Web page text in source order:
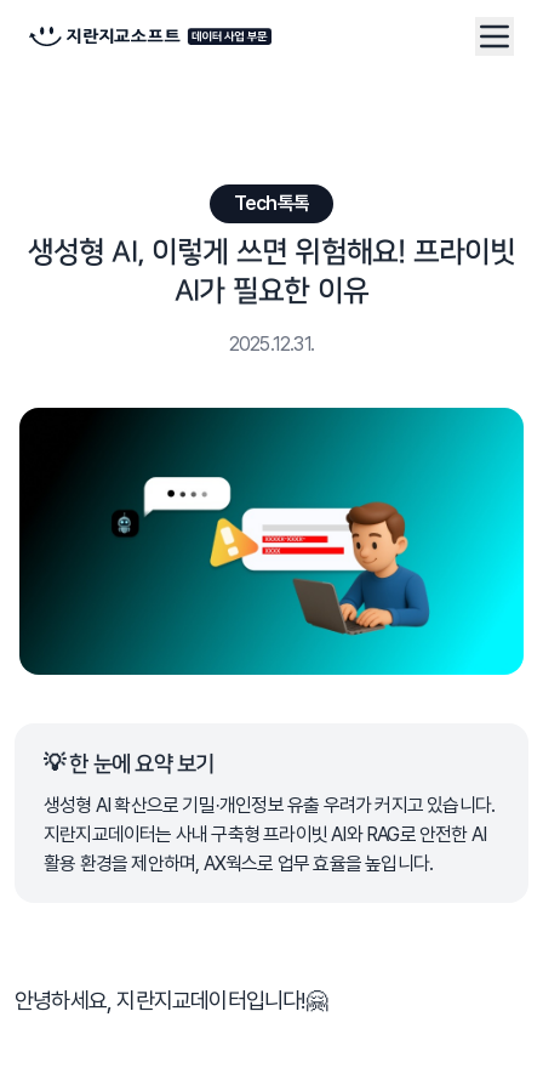
Tech톡톡
생성형 AI, 이렇게 쓰면 위험해요! 프라이빗
AI가 필요한 이유
2025.12.31.
💡 한 눈에 요약 보기
생성형 AI 확산으로 기밀·개인정보 유출 우려가 커지고 있습니다.
지란지교데이터는 사내 구축형 프라이빗 AI와 RAG로 안전한 AI
활용 환경을 제안하며, AX웍스로 업무 효율을 높입니다.
안녕하세요, 지란지교데이터입니다!🤗